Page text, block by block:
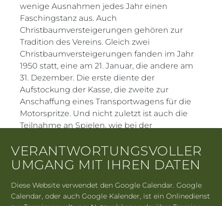
wenige Ausnahmen jedes Jahr einen
Faschingstanz aus. Auch
Christbaumversteigerungen gehören zur
Tradition des Vereins. Gleich zwei
Christbaumversteigerungen fanden im Jahr
1950 statt, eine am 21. Januar, die andere am
31. Dezember. Die erste diente der
Aufstockung der Kasse, die zweite zur
Anschaffung eines Transportwagens für die
Motorspritze. Und nicht zuletzt ist auch die
Teilnahme an Spielen, wie bei der
Marktes Bad Abbach, selbstverständlich.
VERANTWORTUNGSVOLLER
UMGANG MIT IHREN DATEN
Diese Website verwendet den Google Calendar. Google
Calendar, oder auch Google Kalender, ist ein Onlinedienst